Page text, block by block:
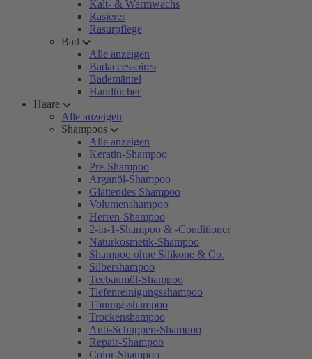
Kalt- & Warmwachs
Rasierer
Rasurpflege
Bad
Alle anzeigen
Badaccessoires
Bademäntel
Handtücher
Haare
Alle anzeigen
Shampoos
Alle anzeigen
Keratin-Shampoo
Pre-Shampoo
Arganöl-Shampoo
Glättendes Shampoo
Volumenshampoo
Herren-Shampoo
2-in-1-Shampoo & -Conditioner
Naturkosmetik-Shampoo
Shampoo ohne Silikone & Co.
Silbershampoo
Teebaumöl-Shampoo
Tiefenreinigungsshampoo
Tönungsshampoo
Trockenshampoo
Anti-Schuppen-Shampoo
Repair-Shampoo
Color-Shampoo